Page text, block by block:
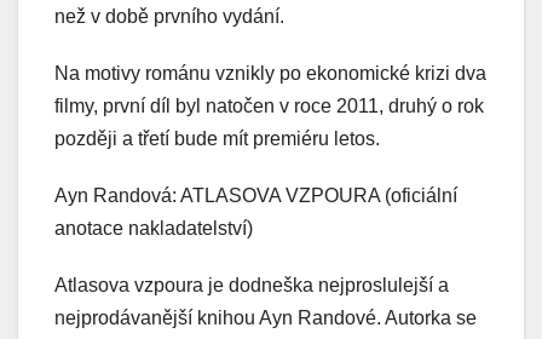
než v době prvního vydání.
Na motivy románu vznikly po ekonomické krizi dva
filmy, první díl byl natočen v roce 2011, druhý o rok
později a třetí bude mít premiéru letos.
Ayn Randová: ATLASOVA VZPOURA (oficiální
anotace nakladatelství)
Atlasova vzpoura je dodneška nejproslulejší a
nejprodávanější knihou Ayn Randové. Autorka se